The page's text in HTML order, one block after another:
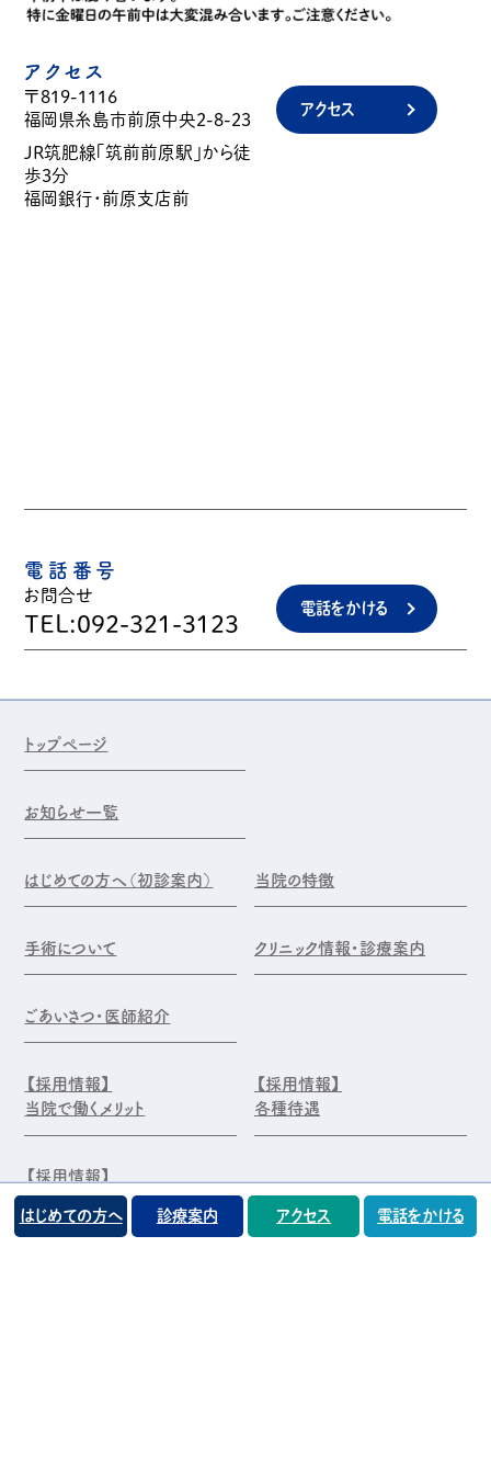
アクセス
〒819-1116
福岡県糸島市前原中央2-8-23
JR筑肥線「筑前前原駅」から徒
歩3分
福岡銀行・前原支店前
アクセス
電話番号
お問合せ
TEL:092-321-3123
電話をかける
トップページ
お知らせ一覧
はじめての方へ（初診案内） 当院の特徴
手術について クリニック情報・診療案内
ごあいさつ・医師紹介
【採用情報】
当院で働くメリット
【採用情報】
各種待遇
【採用情報】
エントリー・お問合せ
はじめての方へ 診療案内 アクセス 電話をかける